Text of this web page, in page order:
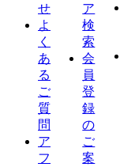
せ
よ
く
あ
る
ご
質
問
ア
フ
ア
検
索
会
員
登
録
の
ご
案